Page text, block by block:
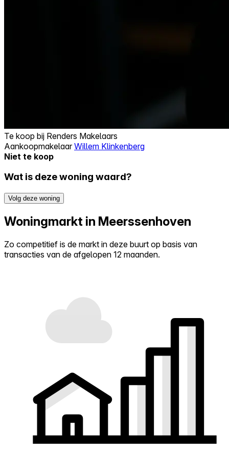
Te koop bij Renders Makelaars
AankoopmakelaarWillem Klinkenberg
Niet te koop
Wat is deze woning waard?
Volg deze woning
Woningmarkt in Meerssenhoven
Zo competitief is de markt in deze buurt op basis van
transacties van de afgelopen 12 maanden.